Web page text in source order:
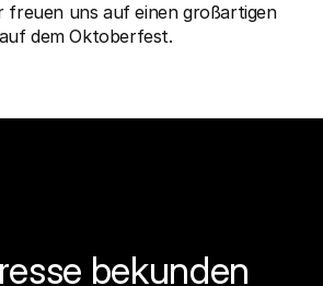
freuen uns auf einen großartigen
dem Oktoberfest.
bekunden